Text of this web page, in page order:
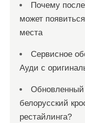
Почему
может
места
Сервисное
Ауди с
Обновленный
белорусский
рестайлинга?